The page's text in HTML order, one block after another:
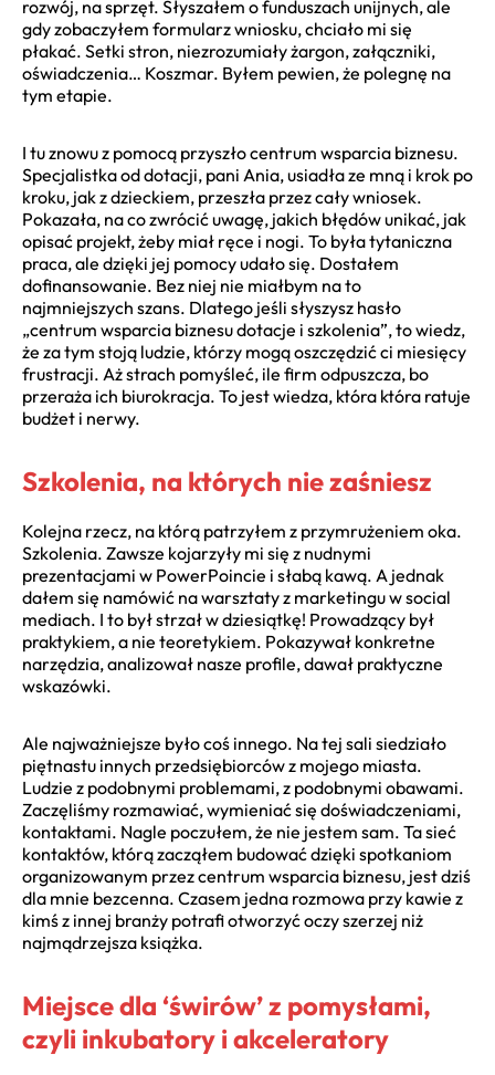
rozwój, na sprzęt. Słyszałem o funduszach unijnych, ale
gdy zobaczyłem formularz wniosku, chciało mi się
płakać. Setki stron, niezrozumiały żargon, załączniki,
oświadczenia… Koszmar. Byłem pewien, że polegnę na
tym etapie.
I tu znowu z pomocą przyszło centrum wsparcia biznesu.
Specjalistka od dotacji, pani Ania, usiadła ze mną i krok po
kroku, jak z dzieckiem, przeszła przez cały wniosek.
Pokazała, na co zwrócić uwagę, jakich błędów unikać, jak
opisać projekt, żeby miał ręce i nogi. To była tytaniczna
praca, ale dzięki jej pomocy udało się. Dostałem
dofinansowanie. Bez niej nie miałbym na to
najmniejszych szans. Dlatego jeśli słyszysz hasło
„centrum wsparcia biznesu dotacje i szkolenia”, to wiedz,
że za tym stoją ludzie, którzy mogą oszczędzić ci miesięcy
frustracji. Aż strach pomyśleć, ile firm odpuszcza, bo
przeraża ich biurokracja. To jest wiedza, która która ratuje
budżet i nerwy.
Szkolenia, na których nie zaśniesz
Kolejna rzecz, na którą patrzyłem z przymrużeniem oka.
Szkolenia. Zawsze kojarzyły mi się z nudnymi
prezentacjami w PowerPoincie i słabą kawą. A jednak
dałem się namówić na warsztaty z marketingu w social
mediach. I to był strzał w dziesiątkę! Prowadzący był
praktykiem, a nie teoretykiem. Pokazywał konkretne
narzędzia, analizował nasze profile, dawał praktyczne
wskazówki.
Ale najważniejsze było coś innego. Na tej sali siedziało
piętnastu innych przedsiębiorców z mojego miasta.
Ludzie z podobnymi problemami, z podobnymi obawami.
Zaczęliśmy rozmawiać, wymieniać się doświadczeniami,
kontaktami. Nagle poczułem, że nie jestem sam. Ta sieć
kontaktów, którą zacząłem budować dzięki spotkaniom
organizowanym przez centrum wsparcia biznesu, jest dziś
dla mnie bezcenna. Czasem jedna rozmowa przy kawie z
kimś z innej branży potrafi otworzyć oczy szerzej niż
najmądrzejsza książka.
Miejsce dla ‘świrów’ z pomysłami,
czyli inkubatory i akceleratory